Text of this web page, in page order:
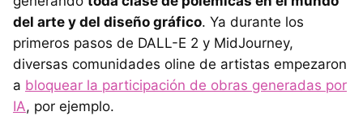
del arte y del diseño gráfico. Ya durante los
primeros pasos de DALL-E 2 y MidJourney,
diversas comunidades oline de artistas empezaron
a bloquear la participación de obras generadas por
IA, por ejemplo.